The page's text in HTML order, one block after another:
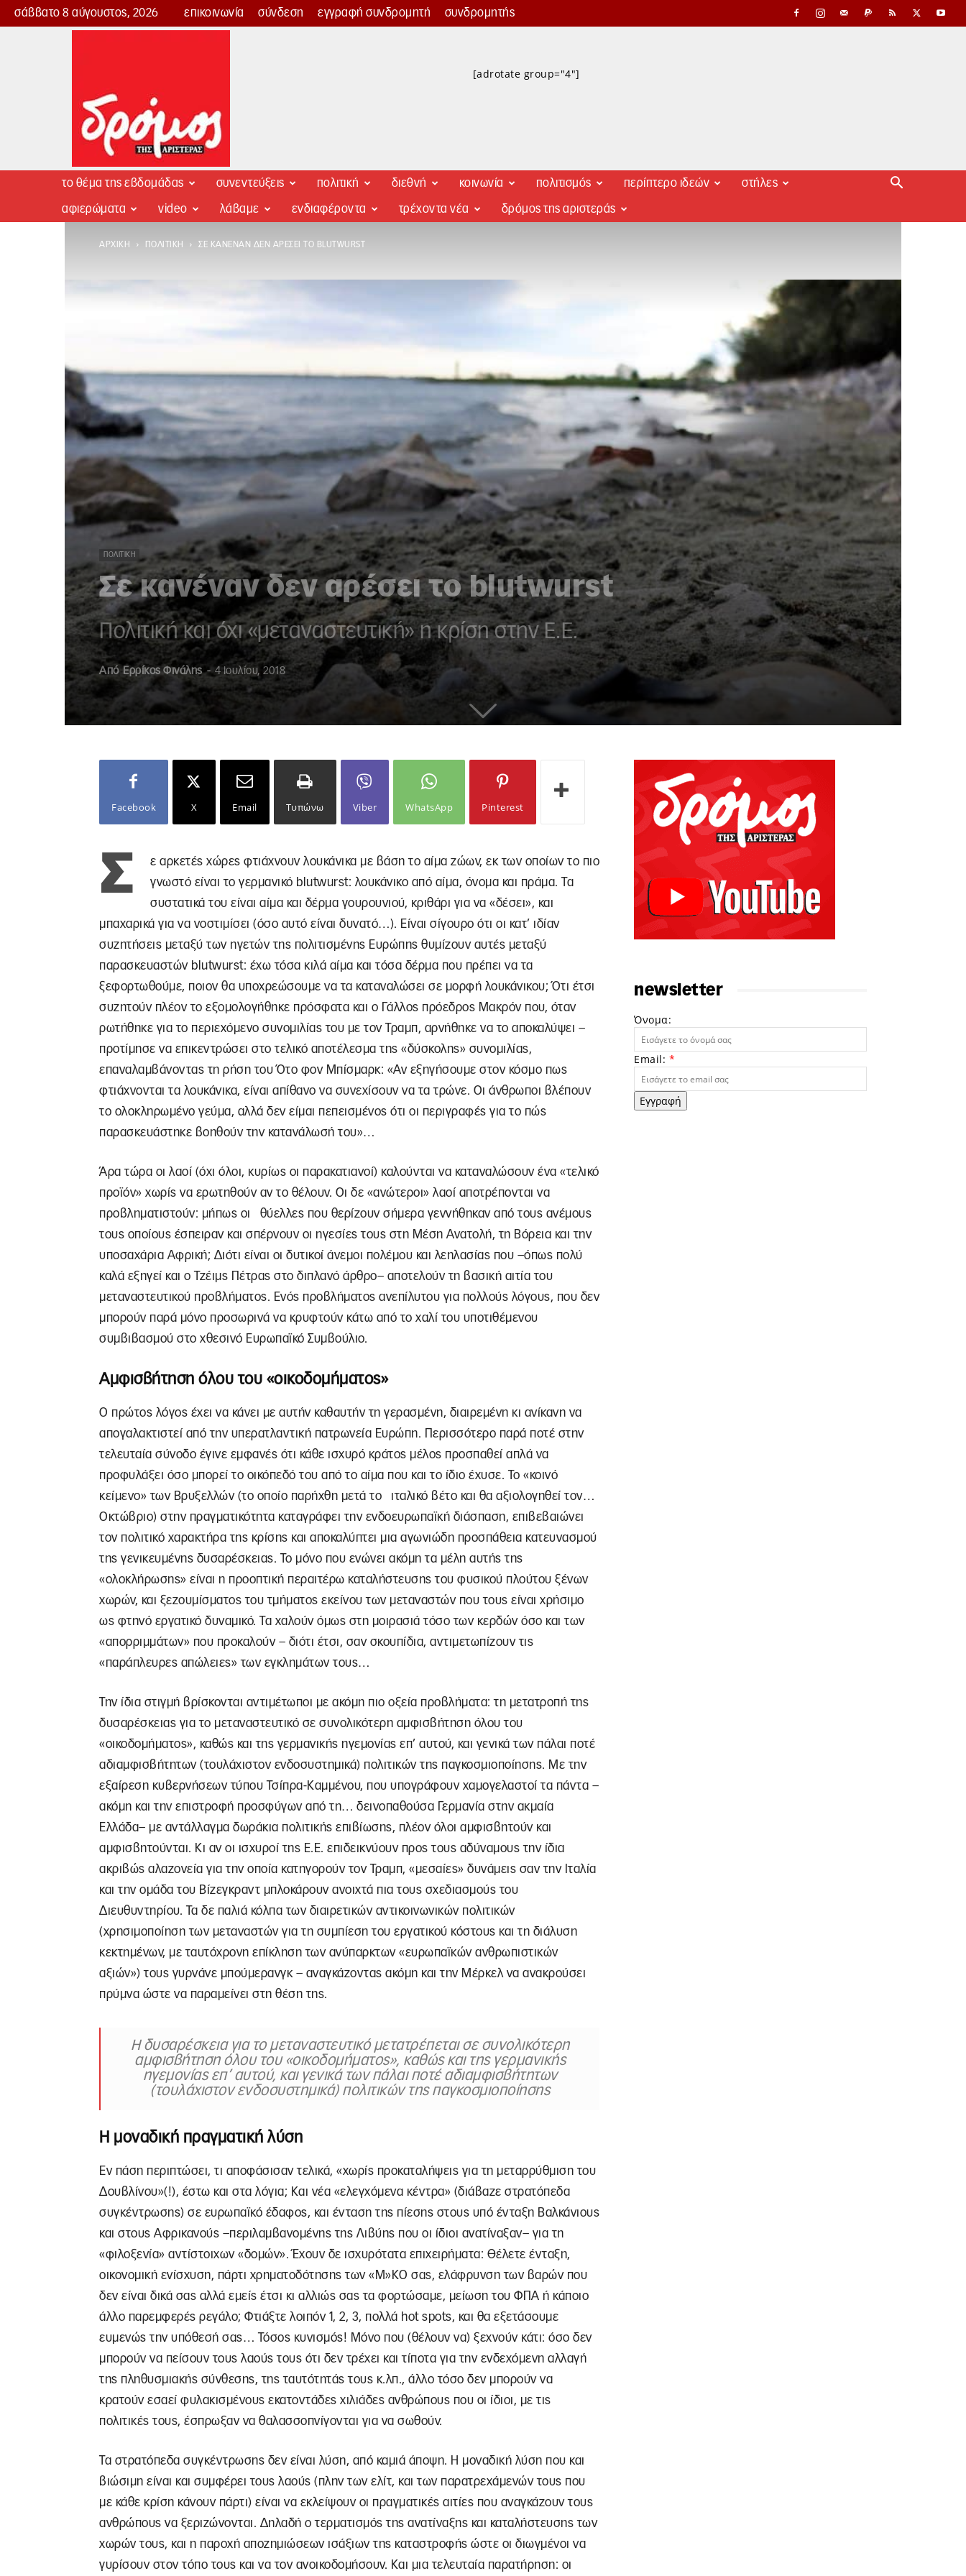
σάββατο 8 αύγουστος, 2026 επικοινωνία σύνδεση εγγραφή συνδρομητή συνδρομητής
Δρόμος
[adrotate group="4"]
το θέμα της εβδομάδας συνεντεύξεις πολιτική διεθνή κοινωνία πολιτισμός περίπτερο ιδεών στήλες
αφιερώματα video λάβαμε ενδιαφέροντα τρέχοντα νέα δρόμος της αριστεράς
ΑΡΧΙΚΉ ΠΟΛΙΤΙΚΉ ΣΕ ΚΑΝΈΝΑΝ ΔΕΝ ΑΡΈΣΕΙ ΤΟ BLUTWURST
ΠΟΛΙΤΙΚΉ
Σε κανέναν δεν αρέσει το blutwurst
Πολιτική και όχι «μεταναστευτική» η κρίση στην Ε.Ε.
Από Ερρίκος Φινάλης - 4 Ιουλίου, 2018
Facebook X Email Τυπώνω Viber WhatsApp Pinterest
Σ
ε αρκετές χώρες φτιάχνουν λουκάνικα με βάση το αίμα ζώων, εκ των οποίων το πιο
γνωστό είναι το γερμανικό blutwurst: λουκάνικο από αίμα, όνομα και πράμα. Τα
συστατικά του είναι αίμα και δέρμα γουρουνιού, κριθάρι για να «δέσει», και
μπαχαρικά για να νοστιμίσει (όσο αυτό είναι δυνατό…). Είναι σίγουρο ότι οι κατ’ ιδίαν
συζητήσεις μεταξύ των ηγετών της πολιτισμένης Ευρώπης θυμίζουν αυτές μεταξύ
παρασκευαστών blutwurst: έχω τόσα κιλά αίμα και τόσα δέρμα που πρέπει να τα
ξεφορτωθούμε, ποιον θα υποχρεώσουμε να τα καταναλώσει σε μορφή λουκάνικου; Ότι έτσι
συζητούν πλέον το εξομολογήθηκε πρόσφατα και ο Γάλλος πρόεδρος Μακρόν που, όταν
ρωτήθηκε για το περιεχόμενο συνομιλίας του με τον Τραμπ, αρνήθηκε να το αποκαλύψει –
προτίμησε να επικεντρώσει στο τελικό αποτέλεσμα της «δύσκολης» συνομιλίας,
επαναλαμβάνοντας τη ρήση του Ότο φον Μπίσμαρκ: «Αν εξηγήσουμε στον κόσμο πως
φτιάχνονται τα λουκάνικα, είναι απίθανο να συνεχίσουν να τα τρώνε. Οι άνθρωποι βλέπουν
το ολοκληρωμένο γεύμα, αλλά δεν είμαι πεπεισμένος ότι οι περιγραφές για το πώς
παρασκευάστηκε βοηθούν την κατανάλωσή του»…
Άρα τώρα οι λαοί (όχι όλοι, κυρίως οι παρακατιανοί) καλούνται να καταναλώσουν ένα «τελικό
προϊόν» χωρίς να ερωτηθούν αν το θέλουν. Οι δε «ανώτεροι» λαοί αποτρέπονται να
προβληματιστούν: μήπως οι θύελλες που θερίζουν σήμερα γεννήθηκαν από τους ανέμους
τους οποίους έσπειραν και σπέρνουν οι ηγεσίες τους στη Μέση Ανατολή, τη Βόρεια και την
υποσαχάρια Αφρική; Διότι είναι οι δυτικοί άνεμοι πολέμου και λεηλασίας που –όπως πολύ
καλά εξηγεί και ο Τζέιμς Πέτρας στο διπλανό άρθρο– αποτελούν τη βασική αιτία του
μεταναστευτικού προβλήματος. Ενός προβλήματος ανεπίλυτου για πολλούς λόγους, που δεν
μπορούν παρά μόνο προσωρινά να κρυφτούν κάτω από το χαλί του υποτιθέμενου
συμβιβασμού στο χθεσινό Ευρωπαϊκό Συμβούλιο.
Αμφισβήτηση όλου του «οικοδομήματος»
Ο πρώτος λόγος έχει να κάνει με αυτήν καθαυτήν τη γερασμένη, διαιρεμένη κι ανίκανη να
απογαλακτιστεί από την υπερατλαντική πατρωνεία Ευρώπη. Περισσότερο παρά ποτέ στην
τελευταία σύνοδο έγινε εμφανές ότι κάθε ισχυρό κράτος μέλος προσπαθεί απλά να
προφυλάξει όσο μπορεί το οικόπεδό του από το αίμα που και το ίδιο έχυσε. Το «κοινό
κείμενο» των Βρυξελλών (το οποίο παρήχθη μετά το ιταλικό βέτο και θα αξιολογηθεί τον…
Οκτώβριο) στην πραγματικότητα καταγράφει την ενδοευρωπαϊκή διάσπαση, επιβεβαιώνει
τον πολιτικό χαρακτήρα της κρίσης και αποκαλύπτει μια αγωνιώδη προσπάθεια κατευνασμού
της γενικευμένης δυσαρέσκειας. Το μόνο που ενώνει ακόμη τα μέλη αυτής της
«ολοκλήρωσης» είναι η προοπτική περαιτέρω καταλήστευσης του φυσικού πλούτου ξένων
χωρών, και ξεζουμίσματος του τμήματος εκείνου των μεταναστών που τους είναι χρήσιμο
ως φτηνό εργατικό δυναμικό. Τα χαλούν όμως στη μοιρασιά τόσο των κερδών όσο και των
«απορριμμάτων» που προκαλούν – διότι έτσι, σαν σκουπίδια, αντιμετωπίζουν τις
«παράπλευρες απώλειες» των εγκλημάτων τους…
Την ίδια στιγμή βρίσκονται αντιμέτωποι με ακόμη πιο οξεία προβλήματα: τη μετατροπή της
δυσαρέσκειας για το μεταναστευτικό σε συνολικότερη αμφισβήτηση όλου του
«οικοδομήματος», καθώς και της γερμανικής ηγεμονίας επ’ αυτού, και γενικά των πάλαι ποτέ
αδιαμφισβήτητων (τουλάχιστον ενδοσυστημικά) πολιτικών της παγκοσμιοποίησης. Με την
εξαίρεση κυβερνήσεων τύπου Τσίπρα-Καμμένου, που υπογράφουν χαμογελαστοί τα πάντα –
ακόμη και την επιστροφή προσφύγων από τη… δεινοπαθούσα Γερμανία στην ακμαία
Ελλάδα– με αντάλλαγμα δωράκια πολιτικής επιβίωσης, πλέον όλοι αμφισβητούν και
αμφισβητούνται. Κι αν οι ισχυροί της Ε.Ε. επιδεικνύουν προς τους αδύναμους την ίδια
ακριβώς αλαζονεία για την οποία κατηγορούν τον Τραμπ, «μεσαίες» δυνάμεις σαν την Ιταλία
και την ομάδα του Βίζεγκραντ μπλοκάρουν ανοιχτά πια τους σχεδιασμούς του
Διευθυντηρίου. Τα δε παλιά κόλπα των διαιρετικών αντικοινωνικών πολιτικών
(χρησιμοποίηση των μεταναστών για τη συμπίεση του εργατικού κόστους και τη διάλυση
κεκτημένων, με ταυτόχρονη επίκληση των ανύπαρκτων «ευρωπαϊκών ανθρωπιστικών
αξιών») τους γυρνάνε μπούμερανγκ – αναγκάζοντας ακόμη και την Μέρκελ να ανακρούσει
πρύμνα ώστε να παραμείνει στη θέση της.
Η δυσαρέσκεια για το μεταναστευτικό μετατρέπεται σε συνολικότερη
αμφισβήτηση όλου του «οικοδομήματος», καθώς και της γερμανικής
ηγεμονίας επ’ αυτού, και γενικά των πάλαι ποτέ αδιαμφισβήτητων
(τουλάχιστον ενδοσυστημικά) πολιτικών της παγκοσμιοποίησης
Η μοναδική πραγματική λύση
Εν πάση περιπτώσει, τι αποφάσισαν τελικά, «χωρίς προκαταλήψεις για τη μεταρρύθμιση του
Δουβλίνου»(!), έστω και στα λόγια; Και νέα «ελεγχόμενα κέντρα» (διάβαζε στρατόπεδα
συγκέντρωσης) σε ευρωπαϊκό έδαφος, και ένταση της πίεσης στους υπό ένταξη Βαλκάνιους
και στους Αφρικανούς –περιλαμβανομένης της Λιβύης που οι ίδιοι ανατίναξαν– για τη
«φιλοξενία» αντίστοιχων «δομών». Έχουν δε ισχυρότατα επιχειρήματα: Θέλετε ένταξη,
οικονομική ενίσχυση, πάρτι χρηματοδότησης των «Μ»ΚΟ σας, ελάφρυνση των βαρών που
δεν είναι δικά σας αλλά εμείς έτσι κι αλλιώς σας τα φορτώσαμε, μείωση του ΦΠΑ ή κάποιο
άλλο παρεμφερές ρεγάλο; Φτιάξτε λοιπόν 1, 2, 3, πολλά hot spots, και θα εξετάσουμε
ευμενώς την υπόθεσή σας… Τόσος κυνισμός! Μόνο που (θέλουν να) ξεχνούν κάτι: όσο δεν
μπορούν να πείσουν τους λαούς τους ότι δεν τρέχει και τίποτα για την ενδεχόμενη αλλαγή
της πληθυσμιακής σύνθεσης, της ταυτότητάς τους κ.λπ., άλλο τόσο δεν μπορούν να
κρατούν εσαεί φυλακισμένους εκατοντάδες χιλιάδες ανθρώπους που οι ίδιοι, με τις
πολιτικές τους, έσπρωξαν να θαλασσοπνίγονται για να σωθούν.
Τα στρατόπεδα συγκέντρωσης δεν είναι λύση, από καμιά άποψη. Η μοναδική λύση που και
βιώσιμη είναι και συμφέρει τους λαούς (πλην των ελίτ, και των παρατρεχάμενών τους που
με κάθε κρίση κάνουν πάρτι) είναι να εκλείψουν οι πραγματικές αιτίες που αναγκάζουν τους
ανθρώπους να ξεριζώνονται. Δηλαδή ο τερματισμός της ανατίναξης και καταλήστευσης των
χωρών τους, και η παροχή αποζημιώσεων ισάξιων της καταστροφής ώστε οι διωγμένοι να
γυρίσουν στον τόπο τους και να τον ανοικοδομήσουν. Και μια τελευταία παρατήρηση: οι
newsletter
Όνομα:
Email: *
Εγγραφή